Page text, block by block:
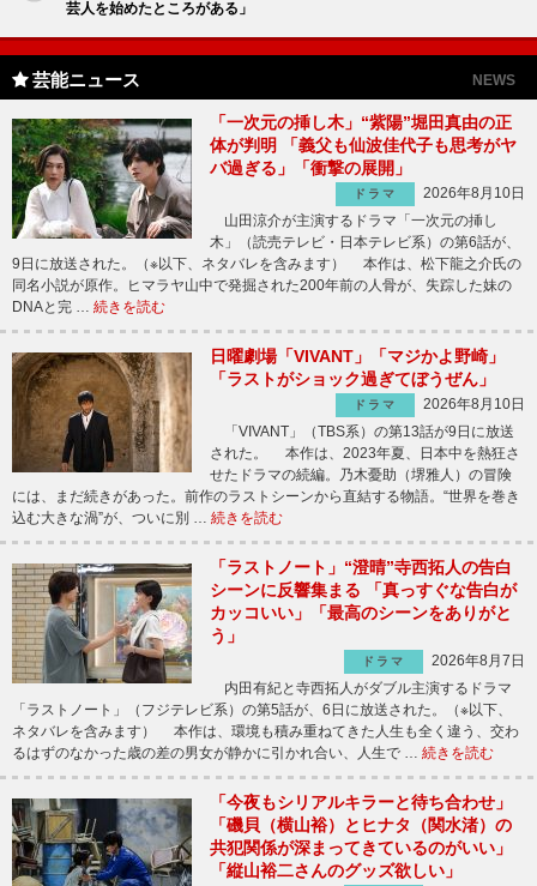
芸人を始めたところがある」
芸能ニュース NEWS
「一次元の挿し木」“紫陽”堀田真由の正
体が判明 「義父も仙波佳代子も思考がヤ
バ過ぎる」「衝撃の展開」
ドラマ
2026年8月10日
山田涼介が主演するドラマ「一次元の挿し
木」（読売テレビ・日本テレビ系）の第6話が、
9日に放送された。（※以下、ネタバレを含みます） 本作は、松下龍之介氏の
同名小説が原作。ヒマラヤ山中で発掘された200年前の人骨が、失踪した妹の
DNAと完 … 続きを読む
日曜劇場「VIVANT」「マジかよ野崎」
「ラストがショック過ぎてぼうぜん」
ドラマ
2026年8月10日
「VIVANT」（TBS系）の第13話が9日に放送
された。 本作は、2023年夏、日本中を熱狂さ
せたドラマの続編。乃木憂助（堺雅人）の冒険
には、まだ続きがあった。前作のラストシーンから直結する物語。“世界を巻き
込む大きな渦”が、ついに別 … 続きを読む
「ラストノート」“澄晴”寺西拓人の告白
シーンに反響集まる 「真っすぐな告白が
カッコいい」「最高のシーンをありがと
う」
ドラマ
2026年8月7日
内田有紀と寺西拓人がダブル主演するドラマ
「ラストノート」（フジテレビ系）の第5話が、6日に放送された。（※以下、
ネタバレを含みます） 本作は、環境も積み重ねてきた人生も全く違う、交わ
るはずのなかった歳の差の男女が静かに引かれ合い、人生で … 続きを読む
「今夜もシリアルキラーと待ち合わせ」
「磯貝（横山裕）とヒナタ（関水渚）の
共犯関係が深まってきているのがいい」
「縦山裕二さんのグッズ欲しい」